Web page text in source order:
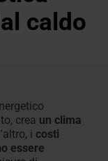
Profilo a
interni
Accessori
di scale
di assistenza
Domande
e molto
di assistenza
caldo
crea un clima
i costi
essere